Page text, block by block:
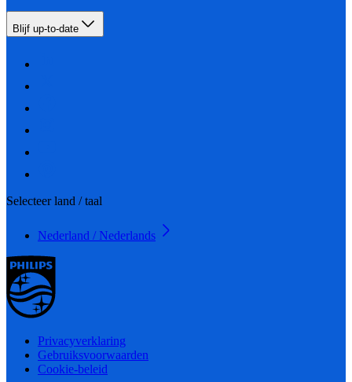
Blijf up-to-date
Selecteer land / taal
Nederland / Nederlands
Privacyverklaring
Gebruiksvoorwaarden
Cookie-beleid